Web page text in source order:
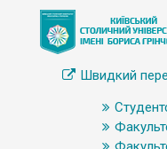
Швидкий